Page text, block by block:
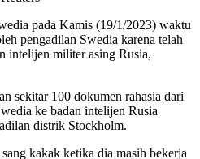
pada Kamis (19/1/2023) waktu
pengadilan Swedia karena telah
intelijen militer asing Rusia,
sekitar 100 dokumen rahasia dari
ke badan intelijen Rusia
distrik Stockholm.
kakak ketika dia masih bekerja